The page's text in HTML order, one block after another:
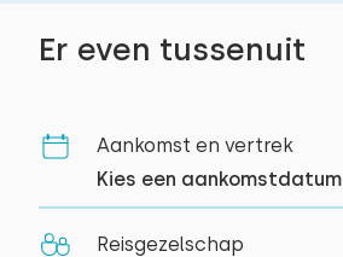
Er even tussenuit
Aankomst en vertrek
Kies een aankomstdatum
Reisgezelschap